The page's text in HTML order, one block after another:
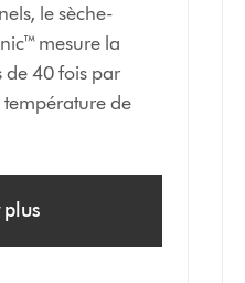
le sèche-
mesure la
de 40 fois par
de
plus